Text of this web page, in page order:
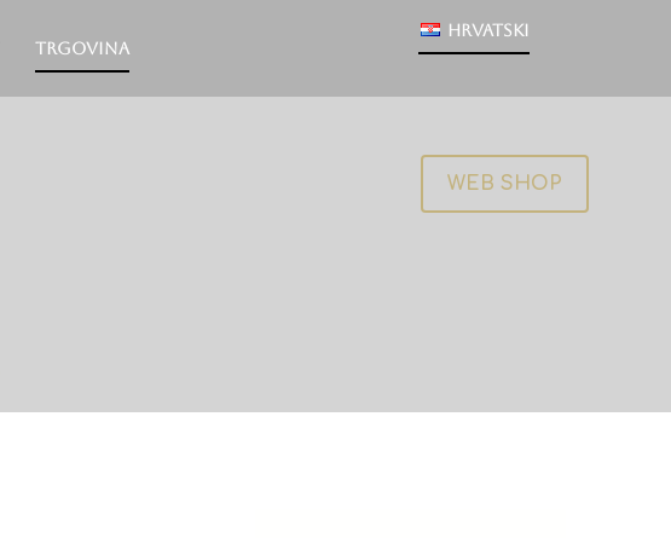
Trgovina
Hrvatski
WEB SHOP